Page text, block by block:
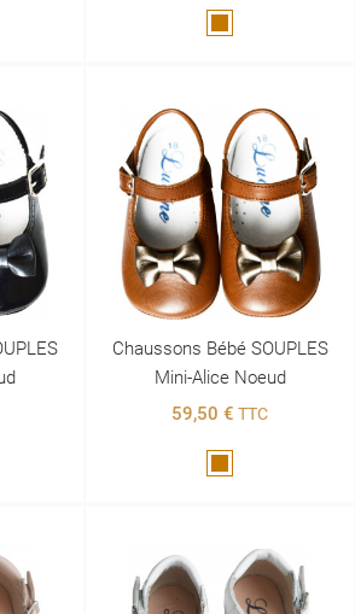
Chaussons Bébé SOUPLES
Mini-Alice Noeud
59,50 € TTC